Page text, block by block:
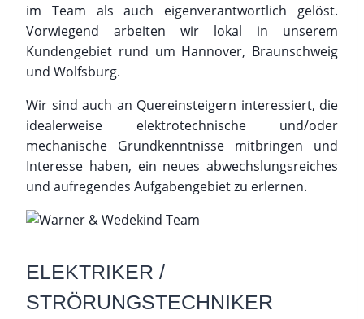
im Team als auch eigenverantwortlich gelöst.
Vorwiegend arbeiten wir lokal in unserem
Kundengebiet rund um Hannover, Braunschweig
und Wolfsburg.
Wir sind auch an Quereinsteigern interessiert, die
idealerweise elektrotechnische und/oder
mechanische Grundkenntnisse mitbringen und
Interesse haben, ein neues abwechslungsreiches
und aufregendes Aufgabengebiet zu erlernen.
ELEKTRIKER /
STRÖRUNGSTECHNIKER